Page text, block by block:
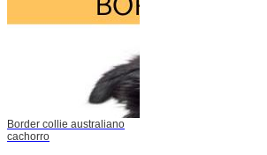
Border collie australiano
cachorro